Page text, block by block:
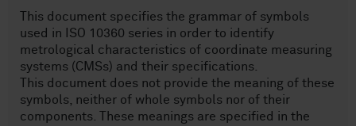
This document specifies the grammar of symbols
used in ISO 10360 series in order to identify
metrological characteristics of coordinate measuring
systems (CMSs) and their specifications.
This document does not provide the meaning of these
symbols, neither of whole symbols nor of their
components. These meanings are specified in the